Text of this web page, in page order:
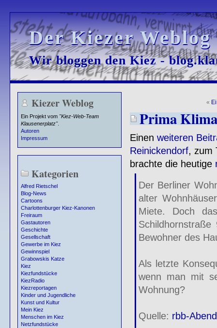
Der Kiezer
Der Kiezer
Wir bloggen den Kiez -
Wir bloggen den Kiez -
Kiezer Weblog
Ein Projekt vom "Kiez-Web-Team
Klausenerplatz".
Autoren
Impressum
Kategorien
Alfred Rietschel
Blog-News
Cartoons
Charlottenburger Kiez-Kanonen
Freiraum
Gastautoren
Geschichte
Gesellschaft
Gewerbe im Kiez
Gewinnspiel
Grabowskis Katze
Kiez
Kiezfundstücke
KiezRadio
Kiezreportagen
Kinder und Jugendliche
Kunst und Kultur
Mein Kiez
Menschen im Kiez
Netzfundstücke
«
Prima
Einen weiteren
Reinickendorf, zum
brachte die heutige
Der Berliner
alter
Miete. Doch
Bewohner des
Als letzte
wenn man mit
Wohnung?
Quelle: rbb-